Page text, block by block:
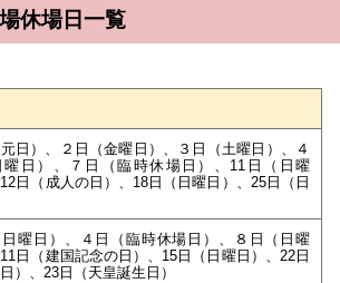
休場日一覧
日）、２日（金曜日）、３日（土曜日）、４
曜日）、７日（臨時休場日）、11日（日曜
日（成人の日）、18日（日曜日）、25日（日
日曜日）、４日（臨時休場日）、８日（日曜
日（建国記念の日）、15日（日曜日）、22日
日）、23日（天皇誕生日）